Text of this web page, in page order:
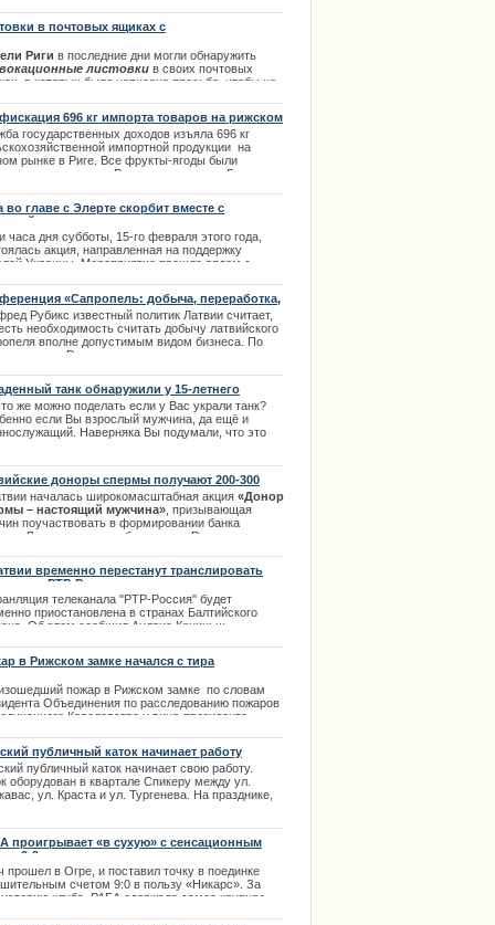
в почтовых ящиках с
Риги в последние дни могли обнаружить
листовки в своих почтовых
в которых было написана просьба, чтобы не
.Нил Ушаковпрокомментировалэто на
страничке социальной сети Facebook
образом:
696 кг импорта товаров на рижском
государственных доходов изъяла 696 кг
импортной продукции на
рынке в Риге. Все фрукты-ягоды были
в пользу Рижского зоопарка. Главными
и ягод. | 25.01.2014
во главе с Элерте скорбит вместе с
часа дня субботы, 15-го февраля этого года,
акция, направленная на поддержку
Украины. Мероприятие прошло рядом с
«Сапропель: добыча, переработка,
Рубикс известный политик Латвии считает,
необходимость считать добычу латвийского
вполне допустимым видом бизнеса. По
поводу в Риге прошла научно-практическая
Организатором конференции
и полностью поддержал идею конференции
Альфред Рубикс. | 06.12.2013
танк обнаружили у 15-летнего
же можно поделать если у Вас украли танк?
если Вы взрослый мужчина, да ещё и
Наверняка Вы подумали, что это
доноры спермы получают 200-300
началась широкомасштабная акция «Донор
– настоящий мужчина» , призывающая
поучаствовать в формировании банка
В студенческих общежитиях Риги и высших
клеток. | 11.04.2014
временно перестанут транслировать
«РТР-Россия»
телеканала "РТР-Россия" будет
приостановлена в странах Балтийского
Об этом сообщил Андрис Кениньш,
в Рижском замке начался с тира
пожар в Рижском замке по словам
Объединения по расследованию пожаров
Королевства и вице-президента
Питера Манси начался с возгорания в
тира. Эта территория здания не
в ведомстве строительной организации
работы в сооружении.
публичный каток начинает работу
публичный каток начинает свою работу.
оборудован в квартале Спикеру между ул.
ул. Краста и ул. Тургенева. На празднике,
слова ожидают посетителей катка в
проигрывает «в сухую» с сенсационным
0:9
прошел в Огре, и поставил точку в поединке
счетом 9:0 в пользу «Никарс». За
клуба, РАБА одержала самое крупное